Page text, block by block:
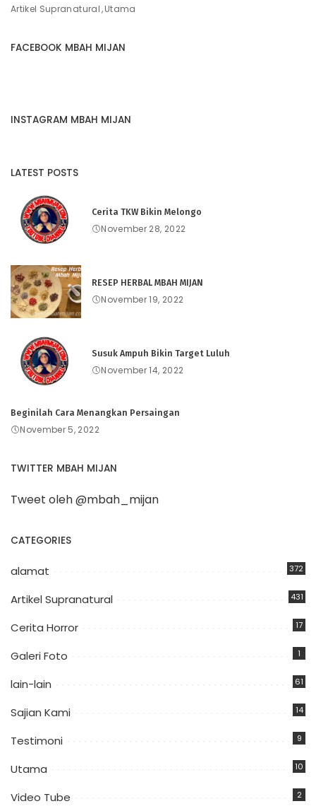
Artikel Supranatural Utama
FACEBOOK MBAH MIJAN
INSTAGRAM MBAH MIJAN
LATEST POSTS
Cerita TKW Bikin Melongo
November 28, 2022
RESEP HERBAL MBAH MIJAN
November 19, 2022
Susuk Ampuh Bikin Target Luluh
November 14, 2022
Beginilah Cara Menangkan Persaingan
November 5, 2022
TWITTER MBAH MIJAN
Tweet oleh @mbah_mijan
CATEGORIES
alamat 372
Artikel Supranatural 431
Cerita Horror 17
Galeri Foto 1
lain-lain 61
Sajian Kami 14
Testimoni 9
Utama 10
Video Tube 2